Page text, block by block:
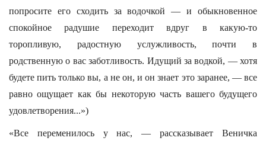
попросите его сходить за водочкой — и обыкновенное
спокойное радушие переходит вдруг в какую-то
торопливую, радостную услужливость, почти в
родственную о вас заботливость. Идущий за водкой, — хотя
будете пить только вы, а не он, и он знает это заранее, — все
равно ощущает как бы некоторую часть вашего будущего
удовлетворения...»)
«Все переменилось у нас, — рассказывает Веничка